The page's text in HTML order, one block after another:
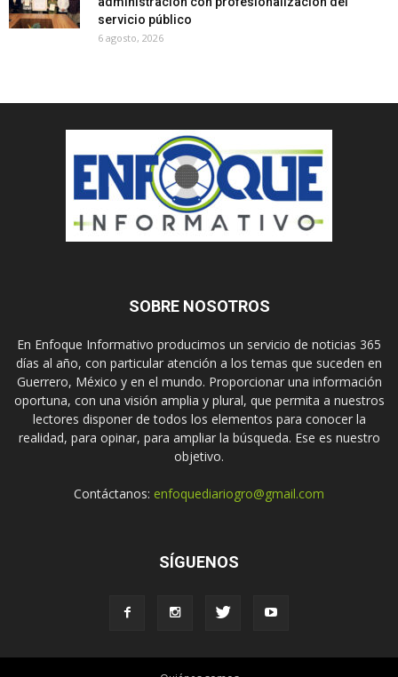
servicio público
6 agosto, 2026
SOBRE NOSOTROS
En Enfoque Informativo producimos un servicio de noticias 365
días al año, con particular atención a los temas que suceden en
Guerrero, México y en el mundo. Proporcionar una información
oportuna, con una visión amplia y plural, que permita a nuestros
lectores disponer de todos los elementos para conocer la
realidad, para opinar, para ampliar la búsqueda. Ese es nuestro
objetivo.
Contáctanos: enfoquediariogro@gmail.com
SÍGUENOS